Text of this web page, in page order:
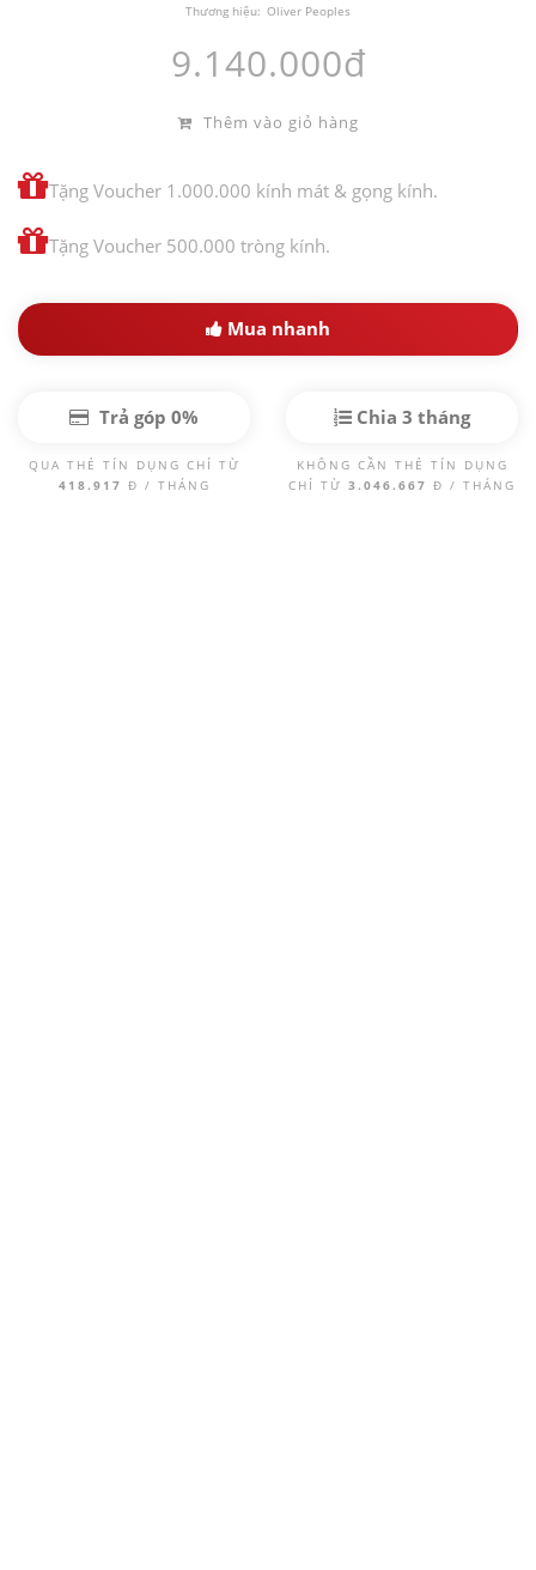
Thương hiệu: Oliver Peoples
9.140.000đ
Thêm vào giỏ hàng
Tặng Voucher 1.000.000 kính mát & gọng kính.
Tặng Voucher 500.000 tròng kính.
Mua nhanh
Trả góp 0%
QUA THẺ TÍN DỤNG CHỈ TỪ
418.917 Đ / THÁNG
Chia 3 tháng
KHÔNG CẦN THẺ TÍN DỤNG
CHỈ TỪ 3.046.667 Đ / THÁNG